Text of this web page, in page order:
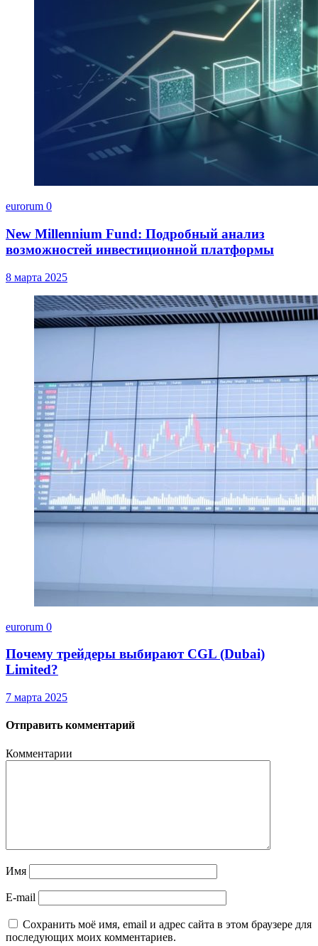
eurorum 0
New Millennium Fund: Подробный анализ
возможностей инвестиционной платформы
8 марта 2025
eurorum 0
Почему трейдеры выбирают CGL (Dubai)
Limited?
7 марта 2025
Отправить комментарий
Комментарии
Имя
E-mail
Сохранить моё имя, email и адрес сайта в этом браузере для
последующих моих комментариев.